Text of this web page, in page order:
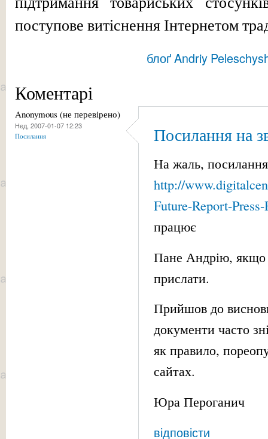
поступове витіснення Інтернетом
блоґ Andriy
Коментарі
Anonymous (не перевірено)
Нед, 2007-01-07 12:23
Посилання Посилання на
На жаль, посилання
http://
Future-Report-
працює
Пане Андрію, якщо
прислати.
Прийшов до
документи часто
як правило,
сайтах.
Юра Пероганич
відповісти